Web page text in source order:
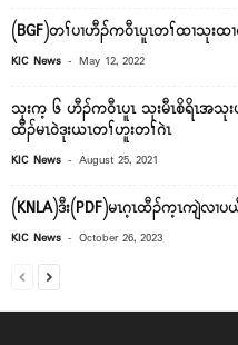
(BGF)တၢ်ပၢဟီၣ်က၀ီၤပူၤတၢ်ထၢသု
KIC News - May 12, 2022
သုးက့ ၆ ဟီၣ်က၀ီၤပူၤ သုးမီၤစိရိၤအသုး
ထီၣ်မၤ၀ဲဒုးယၤတၢ်ဟူးတၢ်ဂဲၤ
KIC News - August 25, 2021
(KNLA)ဒီး(PDF)မၤဂ့ၤထီၣ်က့ၤကျဲလၢ
KIC News - October 26, 2023